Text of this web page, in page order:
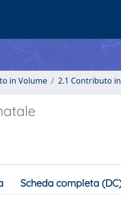
in Volume 2.1 Contributo
Scheda completa